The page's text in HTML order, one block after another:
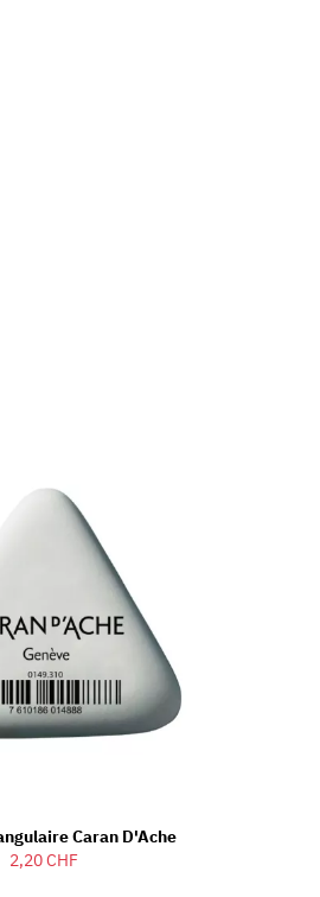
Caran D'Ache
2,20 CHF